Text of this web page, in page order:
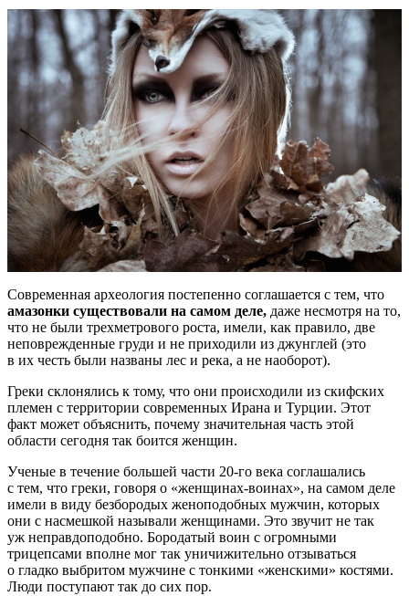
Современная археология постепенно соглашается с тем, что
амазонки существовали на самом деле, даже несмотря на то,
что не были трехметрового роста, имели, как правило, две
неповрежденные груди и не приходили из джунглей (это
в их честь были названы лес и река, а не наоборот).
Греки склонялись к тому, что они происходили из скифских
племен с территории современных Ирана и Турции. Этот
факт может объяснить, почему значительная часть этой
области сегодня так боится женщин.
Ученые в течение большей части 20-го века соглашались
с тем, что греки, говоря о «женщинах-воинах», на самом деле
имели в виду безбородых женоподобных мужчин, которых
они с насмешкой называли женщинами. Это звучит не так
уж неправдоподобно. Бородатый воин с огромными
трицепсами вполне мог так уничижительно отзываться
о гладко выбритом мужчине с тонкими «женскими» костями.
Люди поступают так до сих пор.